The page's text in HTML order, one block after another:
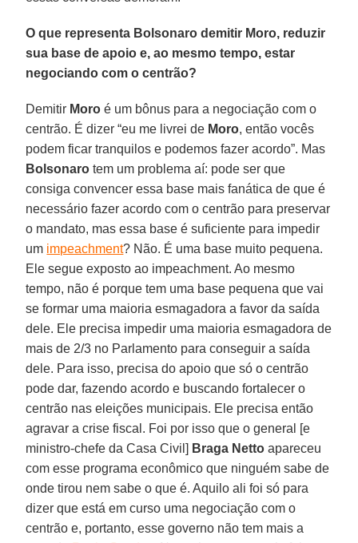
O que representa Bolsonaro demitir Moro, reduzir
sua base de apoio e, ao mesmo tempo, estar
negociando com o centrão?
Demitir Moro é um bônus para a negociação com o
centrão. É dizer “eu me livrei de Moro, então vocês
podem ficar tranquilos e podemos fazer acordo”. Mas
Bolsonaro tem um problema aí: pode ser que
consiga convencer essa base mais fanática de que é
necessário fazer acordo com o centrão para preservar
o mandato, mas essa base é suficiente para impedir
um impeachment? Não. É uma base muito pequena.
Ele segue exposto ao impeachment. Ao mesmo
tempo, não é porque tem uma base pequena que vai
se formar uma maioria esmagadora a favor da saída
dele. Ele precisa impedir uma maioria esmagadora de
mais de 2/3 no Parlamento para conseguir a saída
dele. Para isso, precisa do apoio que só o centrão
pode dar, fazendo acordo e buscando fortalecer o
centrão nas eleições municipais. Ele precisa então
agravar a crise fiscal. Foi por isso que o general [e
ministro-chefe da Casa Civil] Braga Netto apareceu
com esse programa econômico que ninguém sabe de
onde tirou nem sabe o que é. Aquilo ali foi só para
dizer que está em curso uma negociação com o
centrão e, portanto, esse governo não tem mais a